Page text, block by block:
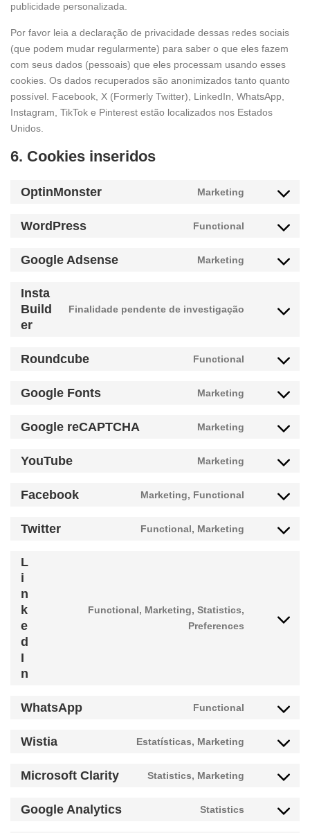
publicidade personalizada.
Por favor leia a declaração de privacidade dessas redes sociais
(que podem mudar regularmente) para saber o que eles fazem
com seus dados (pessoais) que eles processam usando esses
cookies. Os dados recuperados são anonimizados tanto quanto
possível. Facebook, X (Formerly Twitter), LinkedIn, WhatsApp,
Instagram, TikTok e Pinterest estão localizados nos Estados
Unidos.
6. Cookies inseridos
OptinMonster Marketing
Consent
service
WordPress Functional
Consent
service
Google Adsense Marketing
Consent
google-
Insta
Build
er
Finalidade pendente de investigação
Consent
instabuilder
Roundcube Functional
Consent
service
Google Fonts Marketing
Consent
service
fonts
Google reCAPTCHA Marketing
Consent
service
recaptcha
YouTube Marketing
Consent
service
Facebook Marketing, Functional
Consent
service
Twitter Functional, Marketing
Consent
L
i
n
k
e
d
I
n
Functional, Marketing, Statistics,
Preferences
Consent
WhatsApp Functional
Consent
service
Wistia Estatísticas, Marketing
Consent
service
Microsoft Clarity Statistics, Marketing
Consent
service
Google Analytics Statistics
Consent